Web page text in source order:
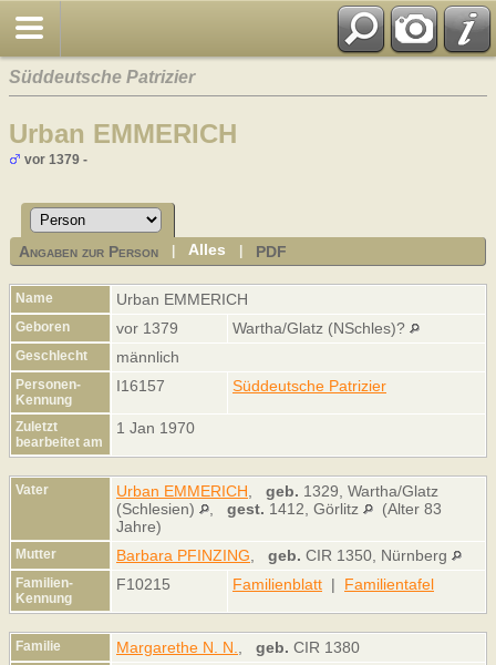
Süddeutsche Patrizier
Urban EMMERICH
vor 1379 -
Angaben zur Person |Alles PDF
Name Urban EMMERICH
Geboren vor 1379 Wartha/Glatz (NSchles)?
Geschlecht männlich
Personen-
Kennung
I16157 Süddeutsche Patrizier
Zuletzt
bearbeitet am
1 Jan 1970
Vater Urban EMMERICH geb. 1329, Wartha/Glatz
(Schlesien)
gest. 1412, Görlitz
(Alter 83
Jahre)
Mutter Barbara PFINZING geb. CIR 1350, Nürnberg
Familien-
Kennung
F10215 Familienblatt | Familientafel
Familie Margarethe N. N. geb. CIR 1380